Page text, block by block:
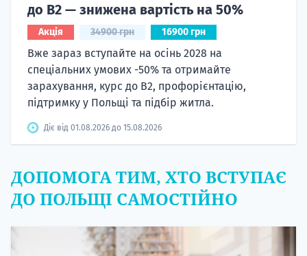
до B2 — знижена вартість на 50%
Акція 34900 грн 16900 грн
Вже зараз вступайте на осінь 2028 на
спеціальних умових -50% та отримайте
зарахування, курс до B2, профорієнтацію,
підтримку у Польщі та підбір житла.
Діє від 01.08.2026 до 15.08.2026
ДОПОМОГА ТИМ, ХТО ВСТУПАЄ
ДО ПОЛЬЩІ САМОСТІЙНО